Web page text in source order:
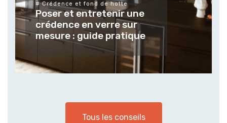
# Crédence et fond de hotte
Poser et entretenir une
crédence en verre sur
mesure : guide pratique
Tous les conseils